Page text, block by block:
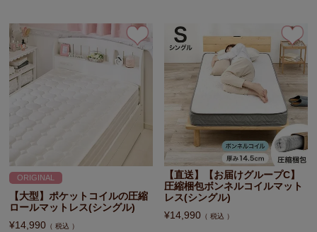
ORIGINAL
【大型】ポケットコイルの圧縮
ロールマットレス(シングル)
¥14,990 税込
【直送】【お届けグループC】
圧縮梱包ボンネルコイルマット
レス(シングル)
¥14,990 税込